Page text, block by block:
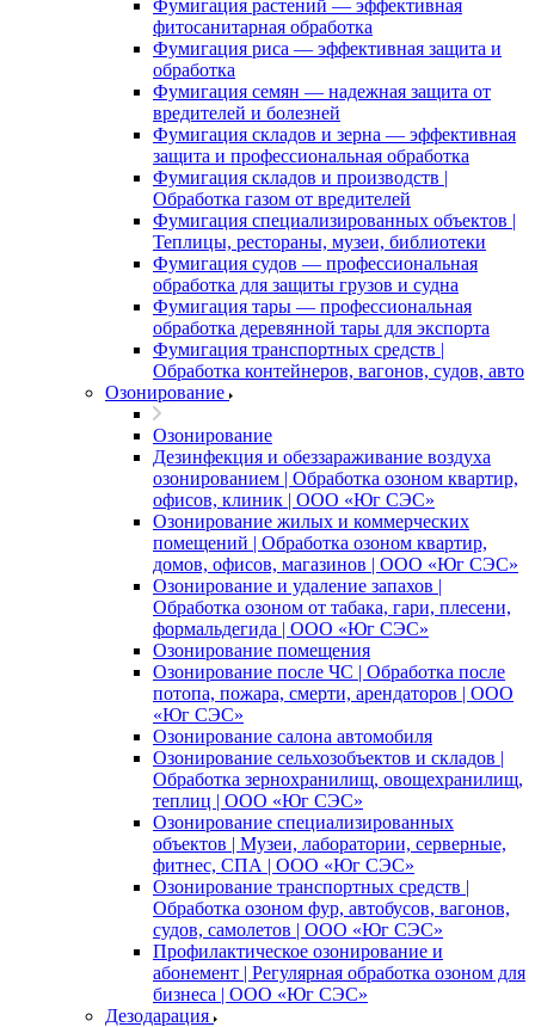
Фумигация растений — эффективная
фитосанитарная обработка
Фумигация риса — эффективная защита и
обработка
Фумигация семян — надежная защита от
вредителей и болезней
Фумигация складов и зерна — эффективная
защита и профессиональная обработка
Фумигация складов и производств |
Обработка газом от вредителей
Фумигация специализированных объектов |
Теплицы, рестораны, музеи, библиотеки
Фумигация судов — профессиональная
обработка для защиты грузов и судна
Фумигация тары — профессиональная
обработка деревянной тары для экспорта
Фумигация транспортных средств |
Обработка контейнеров, вагонов, судов, авто
Озонирование
Озонирование
Дезинфекция и обеззараживание воздуха
озонированием | Обработка озоном квартир,
офисов, клиник | ООО «Юг СЭС»
Озонирование жилых и коммерческих
помещений | Обработка озоном квартир,
домов, офисов, магазинов | ООО «Юг СЭС»
Озонирование и удаление запахов |
Обработка озоном от табака, гари, плесени,
формальдегида | ООО «Юг СЭС»
Озонирование помещения
Озонирование после ЧС | Обработка после
потопа, пожара, смерти, арендаторов | ООО
«Юг СЭС»
Озонирование салона автомобиля
Озонирование сельхозобъектов и складов |
Обработка зернохранилищ, овощехранилищ,
теплиц | ООО «Юг СЭС»
Озонирование специализированных
объектов | Музеи, лаборатории, серверные,
фитнес, СПА | ООО «Юг СЭС»
Озонирование транспортных средств |
Обработка озоном фур, автобусов, вагонов,
судов, самолетов | ООО «Юг СЭС»
Профилактическое озонирование и
абонемент | Регулярная обработка озоном для
бизнеса | ООО «Юг СЭС»
Дезодарация